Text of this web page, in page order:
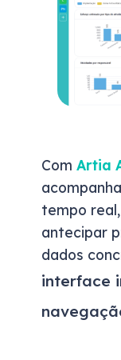
Com Artia
tempo
antecipar
dados
interface